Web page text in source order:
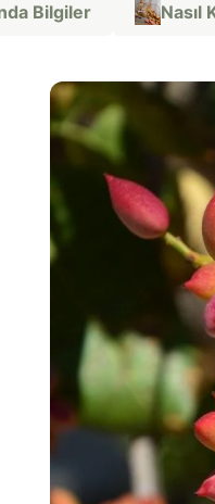
Bilgiler Nasıl